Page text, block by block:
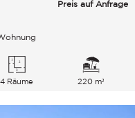
Preis auf Anfrage
4 Räume 220 m²